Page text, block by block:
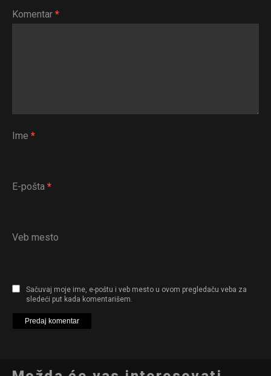
Komentar *
Ime *
E-pošta *
Veb mesto
Sačuvaj moje ime, e-poštu i veb mesto u ovom pregledaču veba za
sledeći put kada komentarišem.